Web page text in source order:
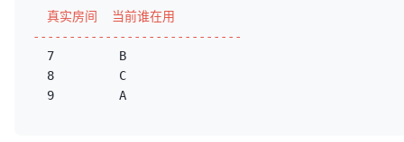
-----------------------------
  7         B
  8         C
  9         A